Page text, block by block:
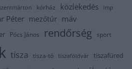
kórház közlekedés lmp
Péter mezőtúr máv
Pócs János rendőrség sport
tisza tisza-tó tiszaföldvár tiszafüred